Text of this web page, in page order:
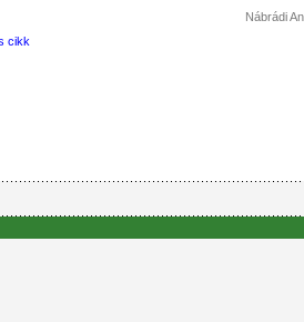
Nábrádi
cikk